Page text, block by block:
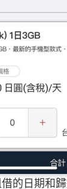
的日期和